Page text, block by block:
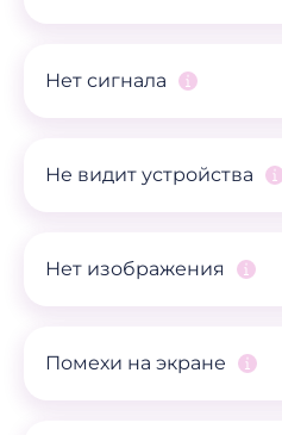
Нет сигнала
Не видит устройства
Нет изображения
Помехи на экране